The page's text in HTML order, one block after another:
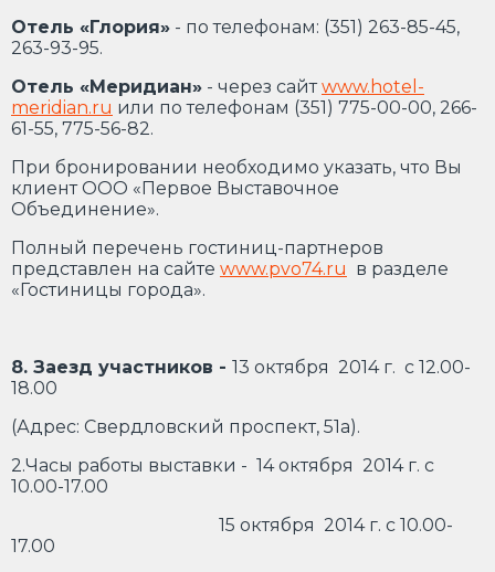
Отель «Глория» - по телефонам: (351) 263-85-45,
263-93-95.
Отель «Меридиан» - через сайтwww.hotel-
meridian.ru или по телефонам (351) 775-00-00, 266-
61-55, 775-56-82.
При бронировании необходимо указать, что Вы
клиент ООО «Первое Выставочное
Объединение».
Полный перечень гостиниц-партнеров
представлен на сайте www.pvo74.ru в разделе
«Гостиницы города».
8. Заезд участников - 13 октября 2014 г. с 12.00-
18.00
(Адрес: Свердловский проспект, 51а).
2.Часы работы выставки - 14 октября 2014 г. с
10.00-17.00
15 октября 2014 г. с 10.00-
17.00